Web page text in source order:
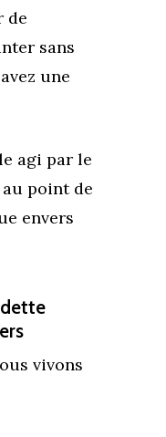
de
sans
une
agi par le
point de
envers
dette
vivons